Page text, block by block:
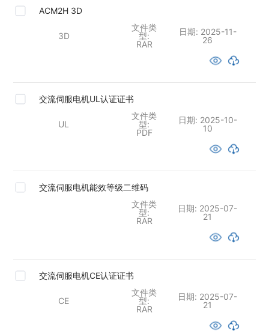
ACM2H 3D
3D
文件类
型:
RAR
日期: 2025-11-
26
交流伺服电机UL认证证书
UL
文件类
型:
PDF
日期: 2025-10-
10
交流伺服电机能效等级二维码
文件类
型:
RAR
日期: 2025-07-
21
交流伺服电机CE认证证书
CE
文件类
型:
RAR
日期: 2025-07-
21